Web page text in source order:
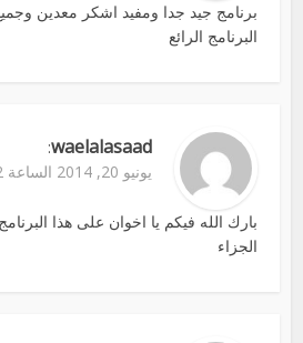
برنامج جيد جدا ومفيد اشكر معدين
البرنامج الرائع
waelalasaad
:
يونيو 20, 2014 الساعة 4:32 م
بارك الله فيكم يا اخوان على هذا
الجزاء